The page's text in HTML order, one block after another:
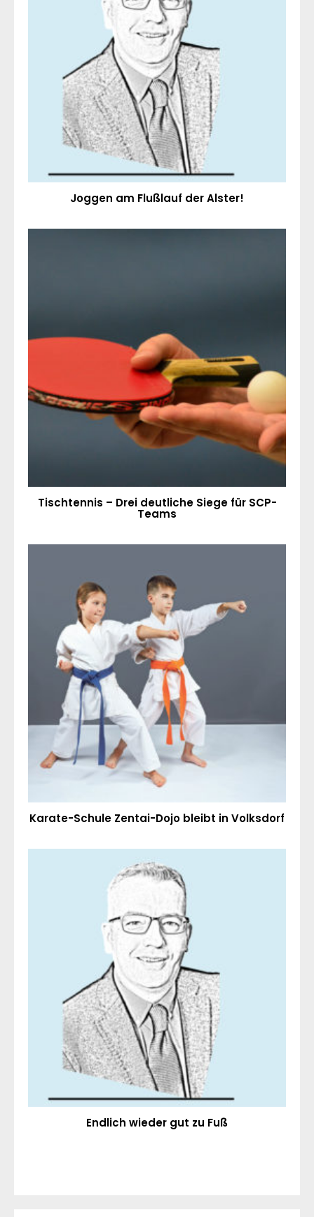
Joggen am Flußlauf der Alster!
Tischtennis – Drei deutliche Siege für SCP-
Teams
Karate-Schule Zentai-Dojo bleibt in Volksdorf
Endlich wieder gut zu Fuß